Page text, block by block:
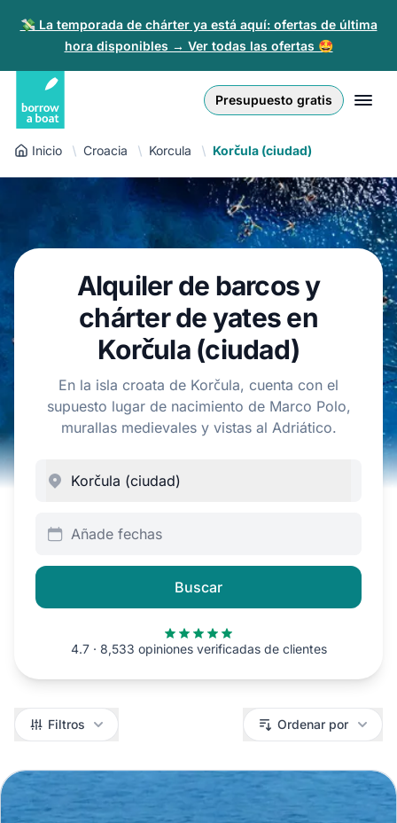
💸 La temporada de chárter ya está aquí: ofertas de última
hora disponibles → Ver todas las ofertas 🤩
Presupuesto gratis
Iniciar sesión
Regístrate
Para partners
EUR
Złoty
English (UK)
Nederlands
Español
Français
Polski
Inicio Croacia Korcula Korčula (ciudad)
Alquiler de barcos y
chárter de yates en
Korčula (ciudad)
En la isla croata de Korčula, cuenta con el
supuesto lugar de nacimiento de Marco Polo,
murallas medievales y vistas al Adriático.
Añade fechas
Buscar
4.7 · 8,533 opiniones verificadas de clientes
Filtros Filtros Ordenar por